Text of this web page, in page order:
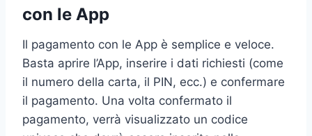
con le App
Il pagamento con le App è semplice e veloce.
Basta aprire l’App, inserire i dati richiesti (come
il numero della carta, il PIN, ecc.) e confermare
il pagamento. Una volta confermato il
pagamento, verrà visualizzato un codice